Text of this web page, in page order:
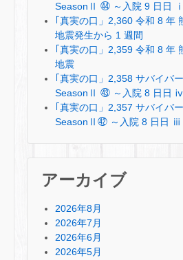
SeasonⅡ ㊹ ～入院 9 日日
｢真実の口」2,360 令和 8 年
地震発生から 1 週間
｢真実の口」2,359 令和 8 年
地震
｢真実の口」2,358 サバイバー
SeasonⅡ ㊸ ～入院 8 日日
｢真実の口」2,357 サバイバー
SeasonⅡ㊷ ～入院 8 日日 ⅲ
アーカイブ
2026年8月
2026年7月
2026年6月
2026年5月